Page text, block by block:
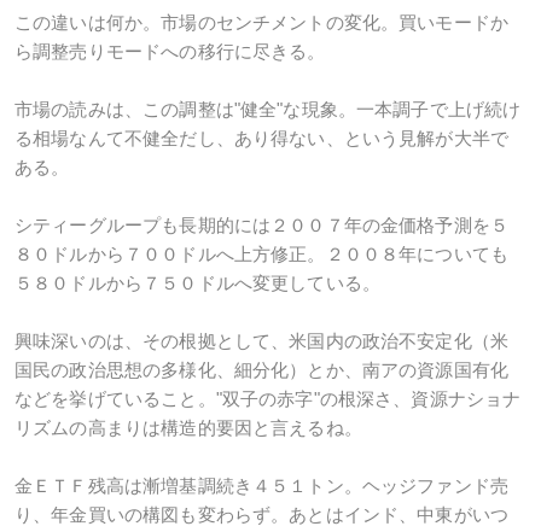
この違いは何か。市場のセンチメントの変化。買いモードか
ら調整売りモードへの移行に尽きる。
市場の読みは、この調整は"健全"な現象。一本調子で上げ続け
る相場なんて不健全だし、あり得ない、という見解が大半で
ある。
シティーグループも長期的には２００７年の金価格予測を５
８０ドルから７００ドルへ上方修正。２００８年についても
５８０ドルから７５０ドルへ変更している。
興味深いのは、その根拠として、米国内の政治不安定化（米
国民の政治思想の多様化、細分化）とか、南アの資源国有化
などを挙げていること。"双子の赤字"の根深さ、資源ナショナ
リズムの高まりは構造的要因と言えるね。
金ＥＴＦ残高は漸増基調続き４５１トン。ヘッジファンド売
り、年金買いの構図も変わらず。あとはインド、中東がいつ